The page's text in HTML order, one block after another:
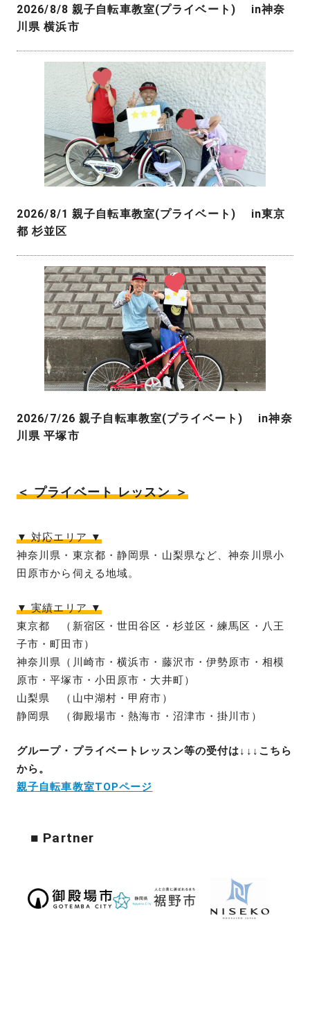
2026/8/8 親子自転車教室(プライベート) in神奈
川県 横浜市
2026/8/1 親子自転車教室(プライベート) in東京
都 杉並区
2026/7/26 親子自転車教室(プライベート) in神奈
川県 平塚市
＜ プライベート レッスン ＞
▼ 対応エリア ▼
神奈川県・東京都・静岡県・山梨県など、神奈川県小
田原市から伺える地域。
▼ 実績エリア ▼
東京都 （新宿区・世田谷区・杉並区・練馬区・八王
子市・町田市）
神奈川県（川崎市・横浜市・藤沢市・伊勢原市・相模
原市・平塚市・小田原市・大井町）
山梨県 （山中湖村・甲府市）
静岡県 （御殿場市・熱海市・沼津市・掛川市）
グループ・プライベートレッスン等の受付は↓↓↓こちら
から。
親子自転車教室TOPページ
■ Partner